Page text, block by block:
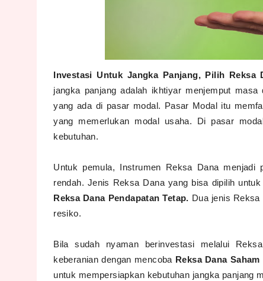
Investasi Untuk Jangka Panjang, Pilih Reksa
jangka panjang adalah ikhtiyar menjemput
yang ada di pasar modal. Pasar Modal itu
yang memerlukan modal usaha. Di pasar
kebutuhan.
Untuk pemula, Instrumen Reksa Dana
rendah. Jenis Reksa Dana yang bisa dipilih
Reksa Dana Pendapatan Tetap. Dua jenis
resiko.
Bila sudah nyaman berinvestasi melalui
keberanian dengan mencoba Reksa Dana Saham
untuk mempersiapkan kebutuhan jangka panjang